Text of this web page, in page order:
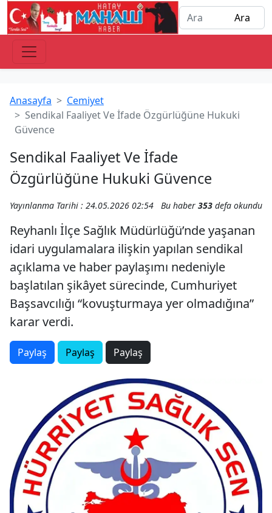
Anasayfa
Cemiyet
Sendikal Faaliyet Ve İfade Özgürlüğüne Hukuki
Güvence
Sendikal Faaliyet Ve İfade
Özgürlüğüne Hukuki Güvence
Yayınlanma Tarihi : 24.05.2026 02:54 Bu haber 353 defa okundu
Reyhanlı İlçe Sağlık Müdürlüğü’nde yaşanan
idari uygulamalara ilişkin yapılan sendikal
açıklama ve haber paylaşımı nedeniyle
başlatılan şikâyet sürecinde, Cumhuriyet
Başsavcılığı “kovuşturmaya yer olmadığına”
karar verdi.
Paylaş Paylaş Paylaş